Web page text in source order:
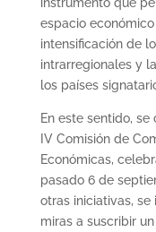
espacio
intensificación de
intrarregionales y
los países
En este sentido,
IV Comisión de
Económicas,
pasado 6 de
otras iniciativas, se
miras a suscribir